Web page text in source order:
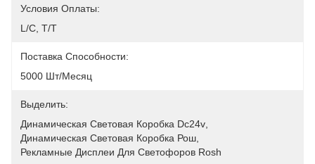
Условия Оплаты:
L/C, T/T
Поставка Способности:
5000 Шт/месяц
Выделить:
Динамическая Световая Коробка Dc24v
Динамическая Световая Коробка Рош
Рекламные Дисплеи Для Светофоров Rosh